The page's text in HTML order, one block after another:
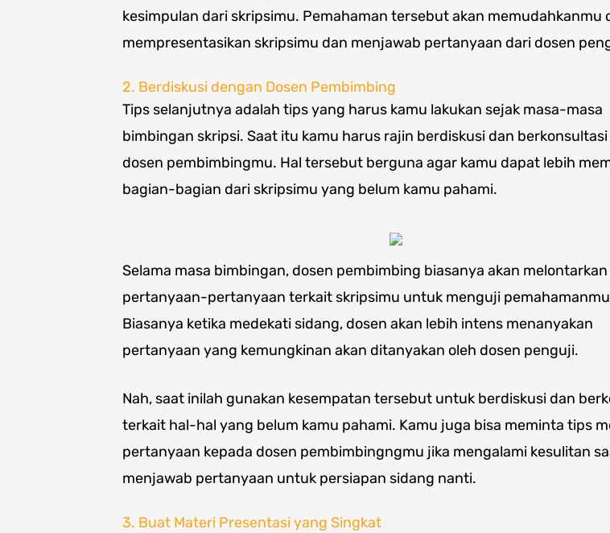
kesimpulan dari skripsimu. Pemahaman tersebut akan memudahkanmu
mempresentasikan skripsimu dan menjawab pertanyaan dari dosen
2. Berdiskusi dengan Dosen Pembimbing
Tips selanjutnya adalah tips yang harus kamu lakukan sejak masa-masa
bimbingan skripsi. Saat itu kamu harus rajin berdiskusi dan
dosen pembimbingmu. Hal tersebut berguna agar kamu dapat lebih
bagian-bagian dari skripsimu yang belum kamu pahami.
Selama masa bimbingan, dosen pembimbing biasanya akan melontarkan
pertanyaan-pertanyaan terkait skripsimu untuk menguji
Biasanya ketika medekati sidang, dosen akan lebih intens menanyakan
pertanyaan yang kemungkinan akan ditanyakan oleh dosen penguji.
Nah, saat inilah gunakan kesempatan tersebut untuk berdiskusi dan
terkait hal-hal yang belum kamu pahami. Kamu juga bisa meminta tips
pertanyaan kepada dosen pembimbingngmu jika mengalami kesulitan
menjawab pertanyaan untuk persiapan sidang nanti.
3. Buat Materi Presentasi yang Singkat